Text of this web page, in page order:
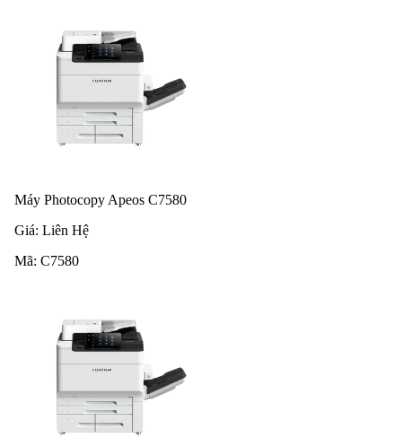
Máy Photocopy Apeos C7580
Giá: Liên Hệ
Mã: C7580